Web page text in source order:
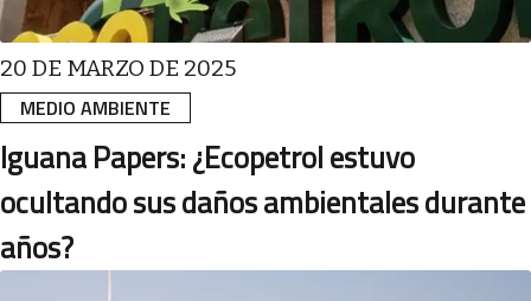
MEDIO AMBIENTE
20 DE MARZO DE 2025
Iguana Papers: ¿Ecopetrol estuvo
ocultando sus daños ambientales durante
años?